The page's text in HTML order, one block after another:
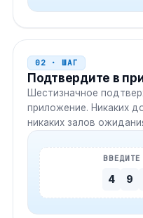
02 · ШАГ
Подтвердите в
Шестизначное
приложение. Никаких
никаких залов
4 9